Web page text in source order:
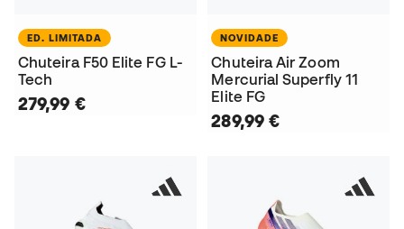
ED. LIMITADA
Chuteira F50 Elite FG L-
Tech
279,99 €
NOVIDADE
Chuteira Air Zoom
Mercurial Superfly 11
Elite FG
289,99 €